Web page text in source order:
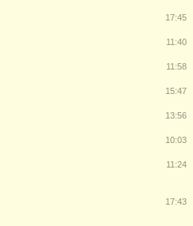
17:45
11:40
11:58
15:47
13:56
10:03
11:24
17:43